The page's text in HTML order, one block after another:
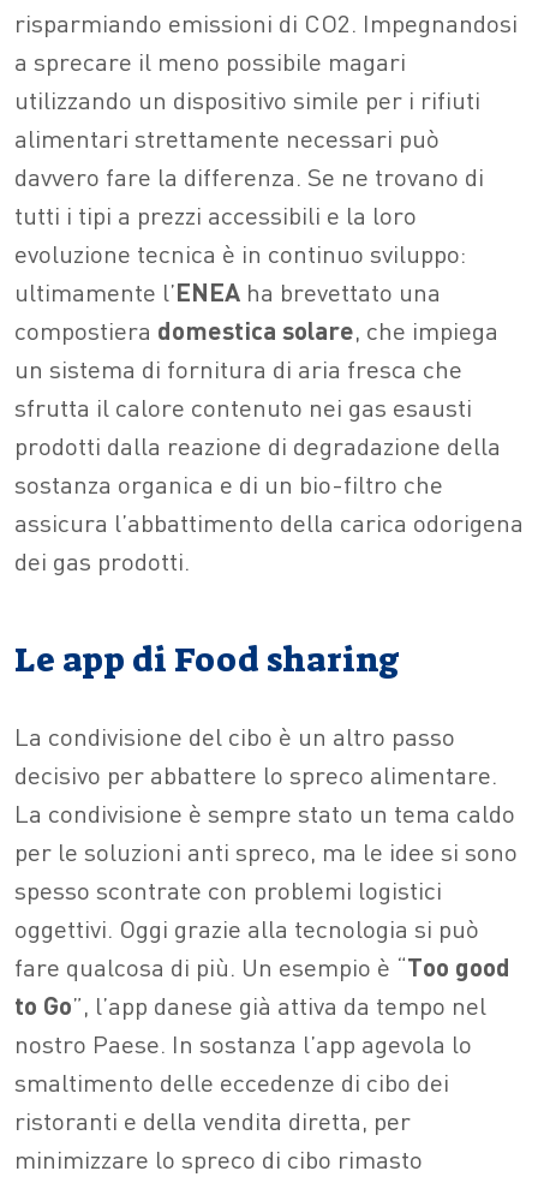
risparmiando emissioni di CO2. Impegnandosi
a sprecare il meno possibile magari
utilizzando un dispositivo simile per i rifiuti
alimentari strettamente necessari può
davvero fare la differenza. Se ne trovano di
tutti i tipi a prezzi accessibili e la loro
evoluzione tecnica è in continuo sviluppo:
ultimamente l’ENEA ha brevettato una
compostiera domestica solare, che impiega
un sistema di fornitura di aria fresca che
sfrutta il calore contenuto nei gas esausti
prodotti dalla reazione di degradazione della
sostanza organica e di un bio-filtro che
assicura l’abbattimento della carica odorigena
dei gas prodotti.
Le app di Food sharing
La condivisione del cibo è un altro passo
decisivo per abbattere lo spreco alimentare.
La condivisione è sempre stato un tema caldo
per le soluzioni anti spreco, ma le idee si sono
spesso scontrate con problemi logistici
oggettivi. Oggi grazie alla tecnologia si può
fare qualcosa di più. Un esempio è “Too good
to Go”, l’app danese già attiva da tempo nel
nostro Paese. In sostanza l’app agevola lo
smaltimento delle eccedenze di cibo dei
ristoranti e della vendita diretta, per
minimizzare lo spreco di cibo rimasto